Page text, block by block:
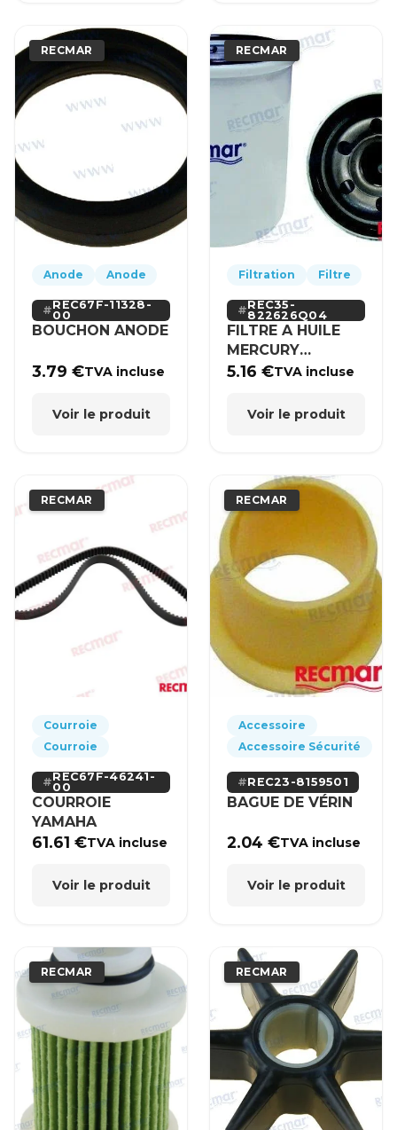
RECMAR
Anode Anode
REC67F-11328-
00
BOUCHON ANODE
3.79€TVA incluse
Voir le produit
RECMAR
Filtration Filtre
REC35-
822626Q04
FILTRE A HUILE
MERCURY
MERCRUISER
5.16€TVA incluse
Voir le produit
RECMAR
Courroie
Courroie
REC67F-46241-
00
COURROIE
YAMAHA
61.61€TVA incluse
Voir le produit
RECMAR
Accessoire
Accessoire Sécurité
REC23-8159501
BAGUE DE VÉRIN
2.04€TVA incluse
Voir le produit
RECMAR RECMAR